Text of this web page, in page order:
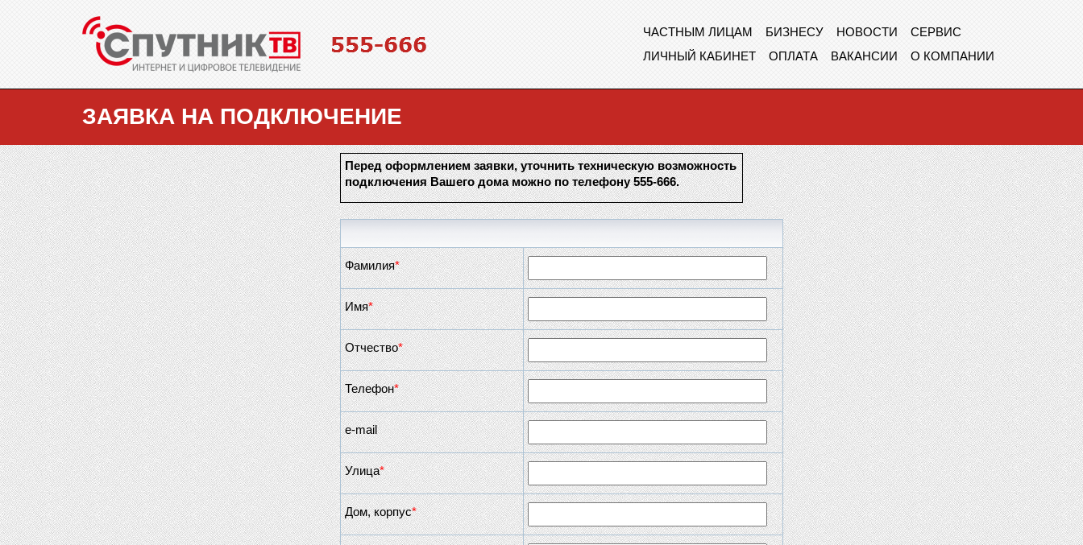
ЧАСТНЫМ ЛИЦАМ БИЗНЕСУ НОВОСТИ
СЕРВИС
ЛИЧНЫЙ КАБИНЕТ
ОПЛАТА ВАКАНСИИ О КОМПАНИИ
ЗАЯВКА НА ПОДКЛЮЧЕНИЕ
Перед оформлением заявки, уточнить техническую возможность
подключения Вашего дома можно по телефону 555-666.
Фамилия*
Имя*
Отчество*
Телефон*
e-mail
Улица*
Дом, корпус*